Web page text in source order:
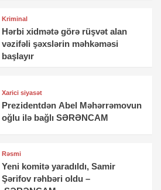
Kriminal
Hərbi xidmətə görə rüşvət alan
vəzifəli şəxslərin məhkəməsi
başlayır
Xarici siyasət
Prezidentdən Abel Məhərrəmovun
oğlu ilə bağlı SƏRƏNCAM
Rəsmi
Yeni komitə yaradıldı, Samir
Şərifov rəhbəri oldu –